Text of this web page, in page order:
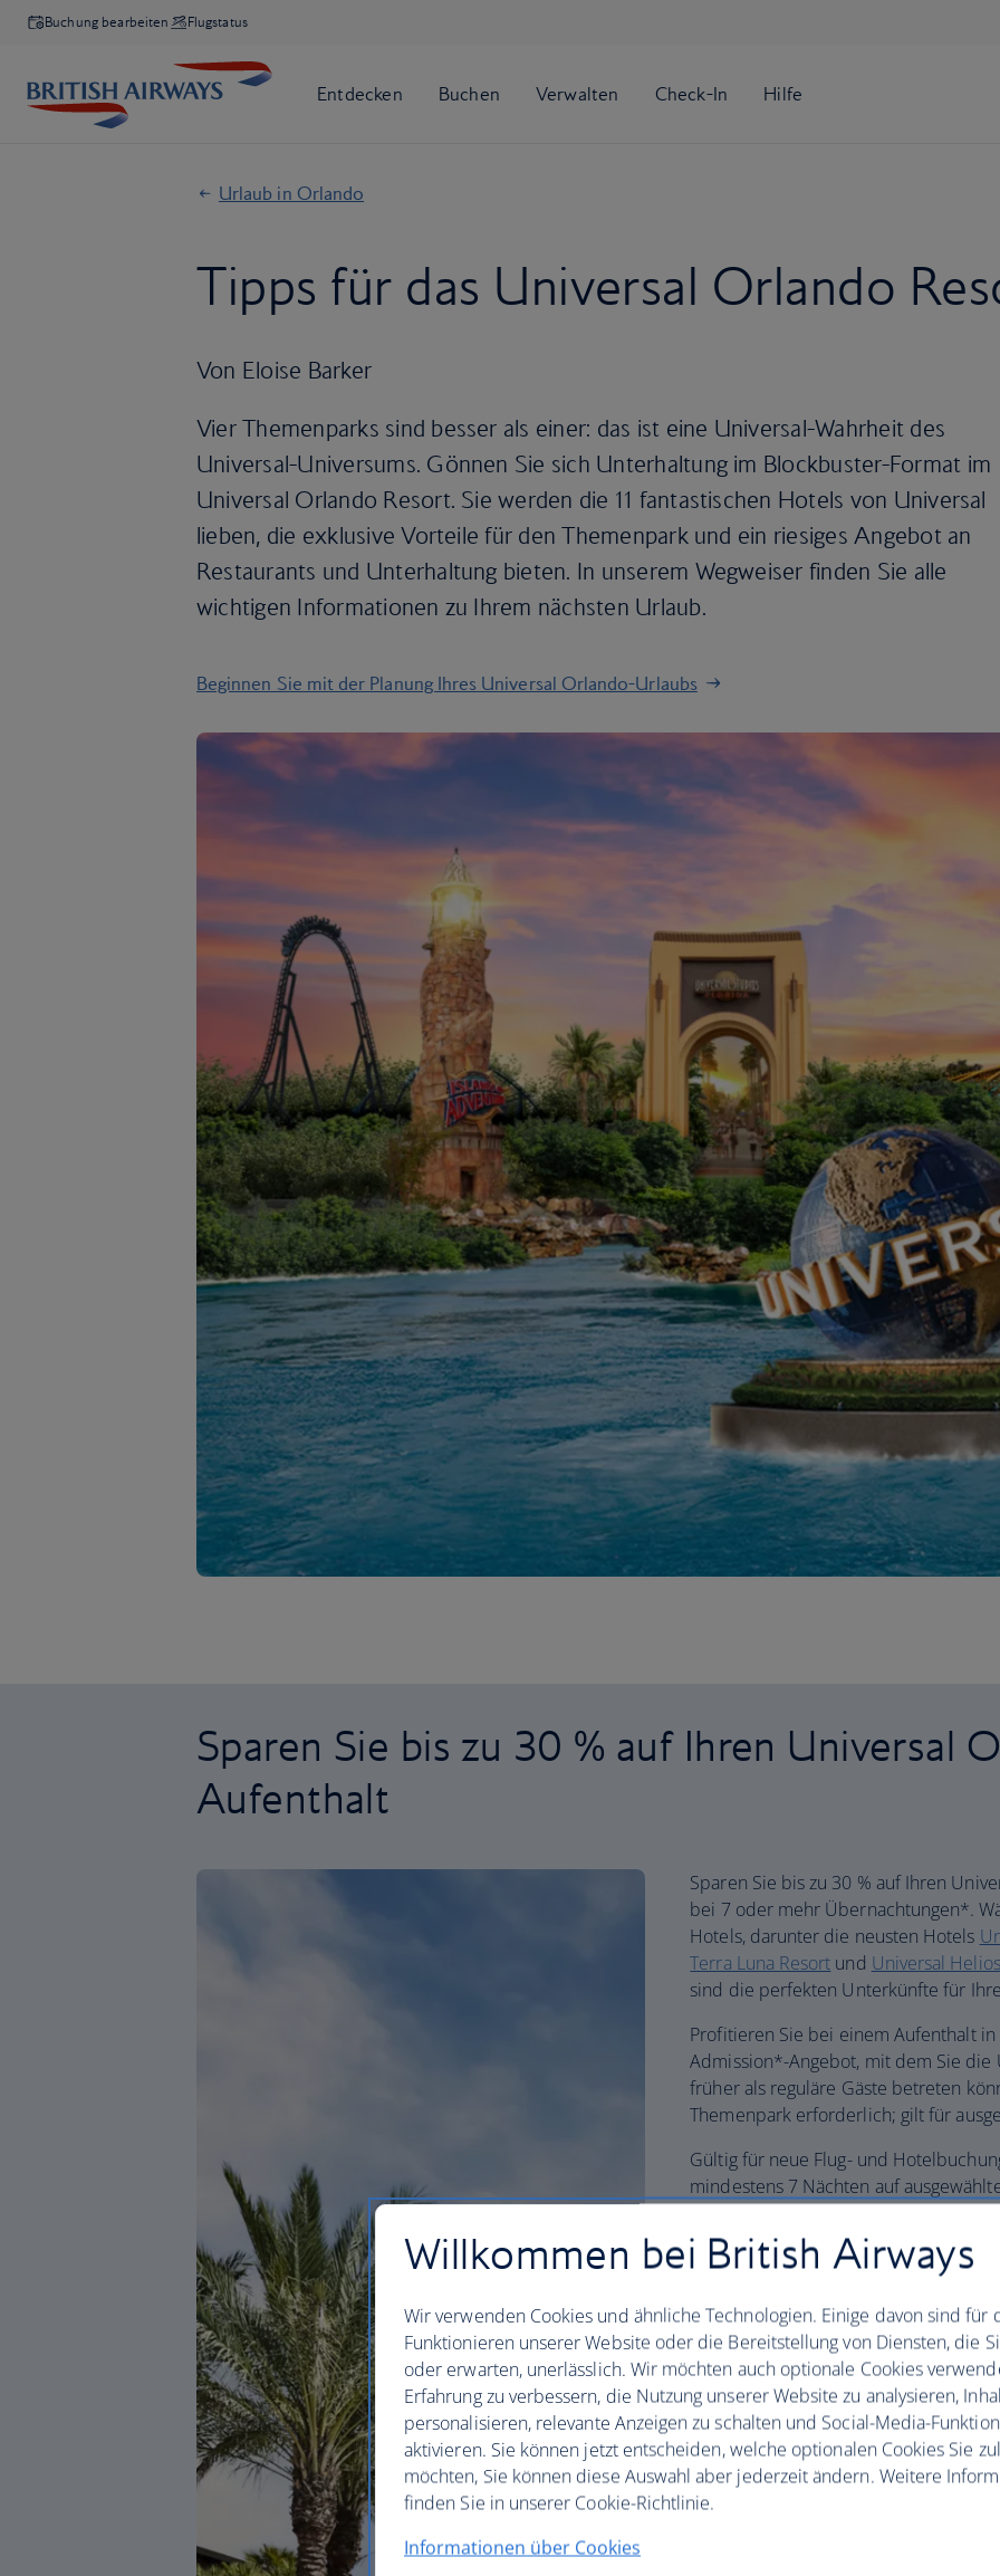
Buchung bearbeiten Flugstatus
Urlaub in Orlando
Tipps für das Universal Orlando
Von Eloise Barker
Vier Themenparks sind besser als einer: das ist eine Universal-Wahrheit des
Universal-Universums. Gönnen Sie sich Unterhaltung im Blockbuster-Format im
Universal Orlando Resort. Sie werden die 11 fantastischen Hotels von Universal
lieben, die exklusive Vorteile für den Themenpark und ein riesiges Angebot an
Restaurants und Unterhaltung bieten. In unserem Wegweiser finden Sie alle
wichtigen Informationen zu Ihrem nächsten Urlaub.
Beginnen Sie mit der Planung Ihres Universal Orlando-Urlaubs
Sparen Sie bis zu 30 % auf Ihren Universal
Aufenthalt
Sparen Sie bis zu 30 % auf Ihren
bei 7 oder mehr Übernachtungen*.
Hotels, darunter die neusten Hotels
Terra Luna Resort und Universal
sind die perfekten Unterkünfte für
Profitieren Sie bei einem Aufenthalt
Admission*-Angebot, mit dem Sie die
früher als reguläre Gäste betreten
Themenpark erforderlich; gilt für
Gültig für neue Flug- und
mindestens 7 Nächten auf
Das Angebot wird bei Gültigkeit mit rotem Text
Konditionen.
Willkommen bei British Airways
Wir verwenden Cookies und ähnliche Technologien. Einige davon sind für
Funktionieren unserer Website oder die Bereitstellung von Diensten, die
oder erwarten, unerlässlich. Wir möchten auch optionale Cookies
Erfahrung zu verbessern, die Nutzung unserer Website zu analysieren,
personalisieren, relevante Anzeigen zu schalten und Social-Media-
aktivieren. Sie können jetzt entscheiden, welche optionalen Cookies Sie
möchten, Sie können diese Auswahl aber jederzeit ändern. Weitere
finden Sie in unserer Cookie-Richtlinie.
Informationen über Cookies